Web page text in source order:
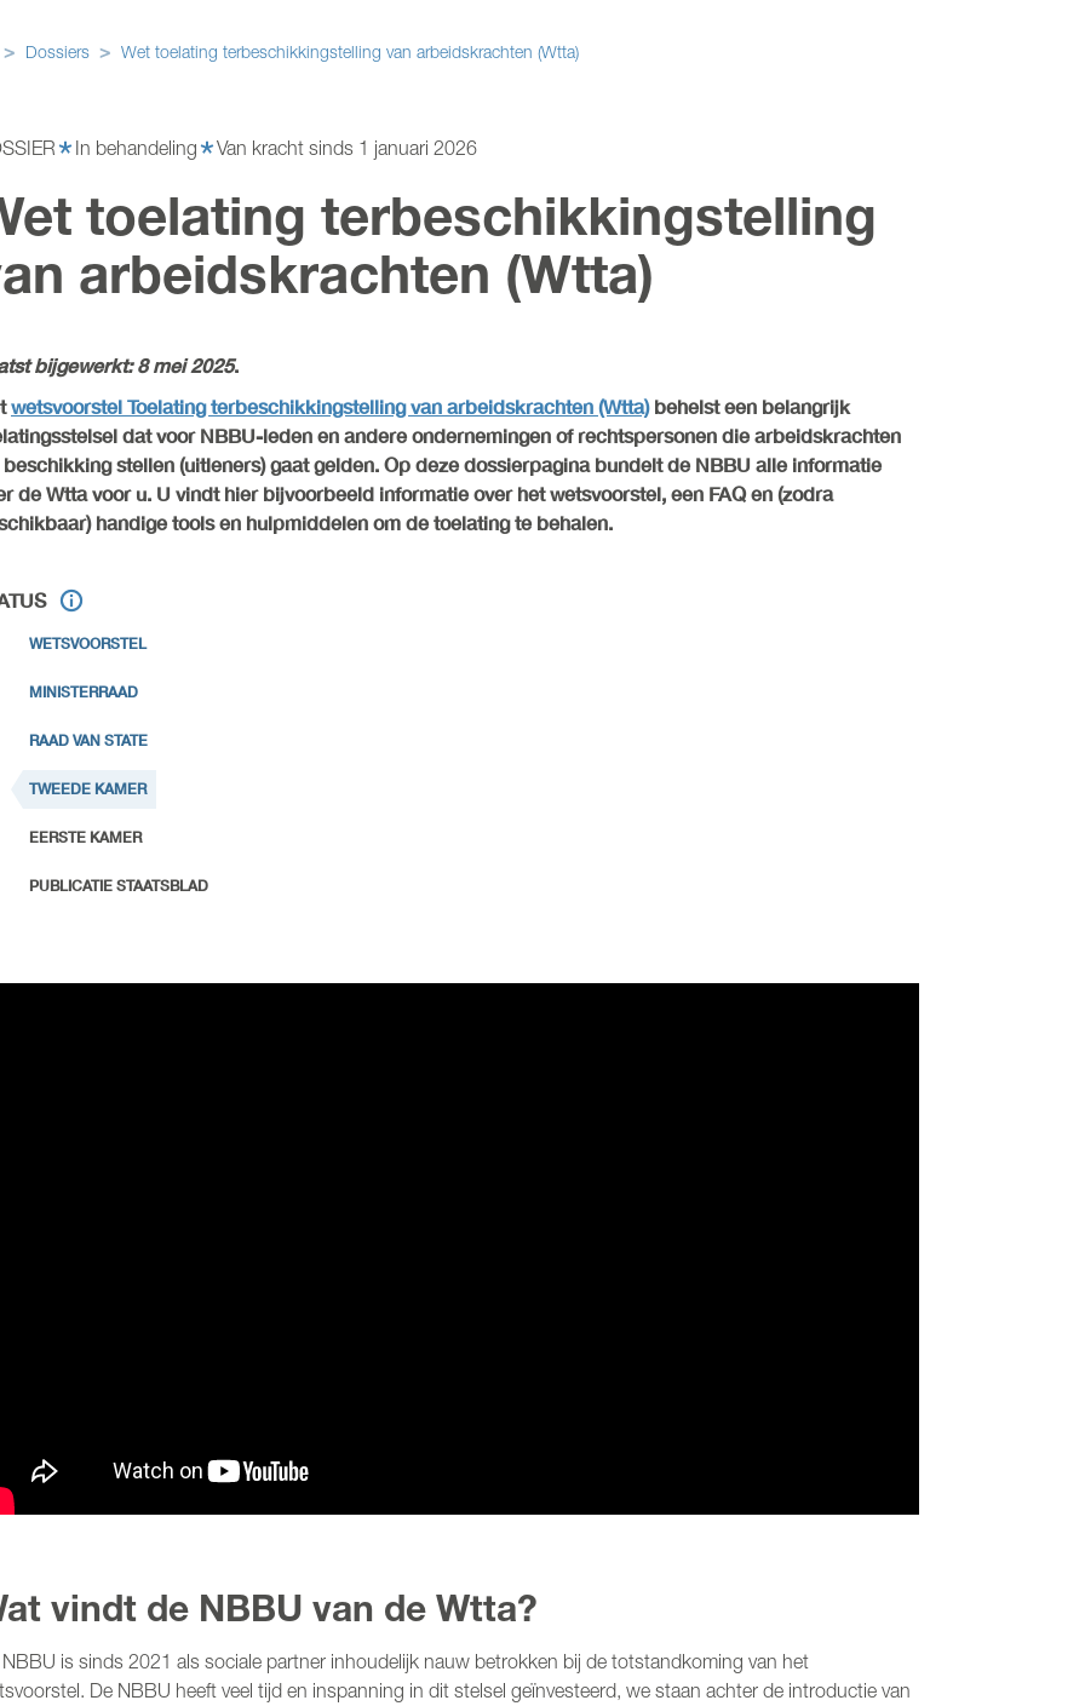
Dossiers Wet toelating terbeschikkingstelling van arbeidskrachten (Wtta)
In behandeling Van kracht sinds 1 januari 2026
toelating terbeschikkingstelling
arbeidskrachten (Wtta)
bijgewerkt: 8 mei 2025.
wetsvoorstel Toelating terbeschikkingstelling van arbeidskrachten (Wtta)behelst een belangrijk
dat voor NBBU-leden en andere ondernemingen of rechtspersonen die arbeidskrachten
stellen (uitleners) gaat gelden. Op deze dossierpagina bundelt de NBBU alle informatie
de Wtta voor u. U vindt hier bijvoorbeeld informatie over het wetsvoorstel, een FAQ en (zodra
handige tools en hulpmiddelen om de toelating te behalen.
WETSVOORSTEL
MINISTERRAAD
RAAD VAN STATE
TWEEDE KAMER
EERSTE KAMER
PUBLICATIE STAATSBLAD
vindt de NBBU van de Wtta?
is sinds 2021 als sociale partner inhoudelijk nauw betrokken bij de totstandkoming van het
De NBBU heeft veel tijd en inspanning in dit stelsel geïnvesteerd, we staan achter de introductie van